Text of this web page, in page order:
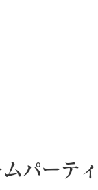
パーテ